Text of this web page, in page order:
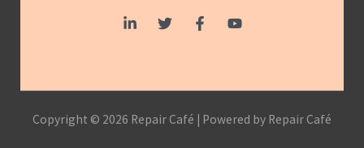
Copyright © 2026 Repair Café | Powered by Repair Café